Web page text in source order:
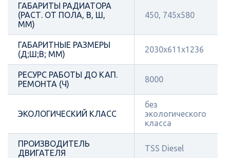
ГАБАРИТЫ РАДИАТОРА
(РАСТ. ОТ ПОЛА, В, Ш,
ММ)
450, 745х580
ГАБАРИТНЫЕ РАЗМЕРЫ
(Д;Ш;В; ММ)
2030x611x1236
РЕСУРС РАБОТЫ ДО КАП.
РЕМОНТА (Ч)
8000
ЭКОЛОГИЧЕСКИЙ КЛАСС
без
экологического
класса
ПРОИЗВОДИТЕЛЬ
ДВИГАТЕЛЯ
TSS Diesel